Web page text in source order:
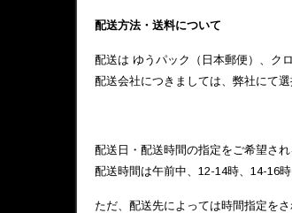
配送方法・送料について
配送は ゆうパック（日本郵便）、ク
配送会社につきましては、弊社にて
配送日・配送時間の指定をご希望さ
配送時間は午前中、12-14時、14-16
ただ、配送先によっては時間指定を